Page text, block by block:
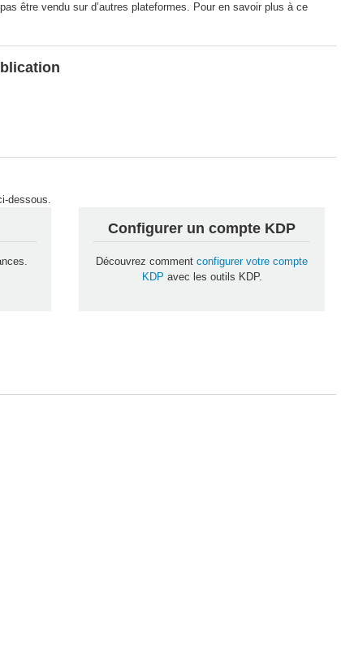
être vendu sur d’autres plateformes. Pour en savoir plus à ce
dessous.
Configurer un compte KDP
Découvrez comment configurer votre compte
KDP avec les outils KDP.